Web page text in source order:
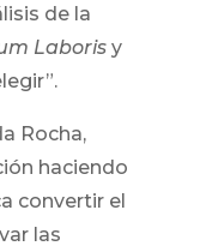
de la
Laborisy
Rocha,
haciendo
convertir el
las